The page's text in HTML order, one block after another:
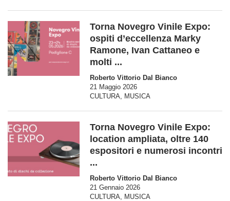
Torna Novegro Vinile Expo:
ospiti d’eccellenza Marky
Ramone, Ivan Cattaneo e
molti ...
Roberto Vittorio Dal Bianco
21 Maggio 2026
CULTURA, MUSICA
Torna Novegro Vinile Expo:
location ampliata, oltre 140
espositori e numerosi incontri
...
Roberto Vittorio Dal Bianco
21 Gennaio 2026
CULTURA, MUSICA